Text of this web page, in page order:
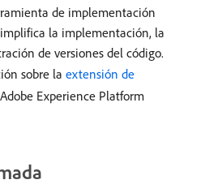
de implementación
la implementación, la
de versiones del código.
sobre la extensión de
Experience Platform